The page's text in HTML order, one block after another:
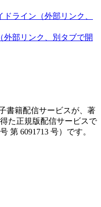
ドライン （外部リンク、
（外部リンク、別タブで開
書籍配信サービスが、著
た正規版配信サービスで
第 6091713 号）です。